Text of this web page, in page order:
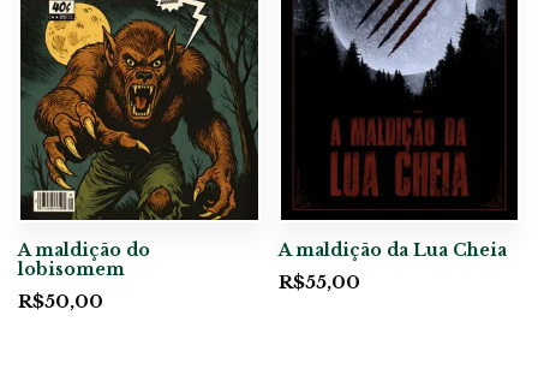
A maldição do
lobisomem
R$50,00
A maldição da Lua Cheia
R$55,00